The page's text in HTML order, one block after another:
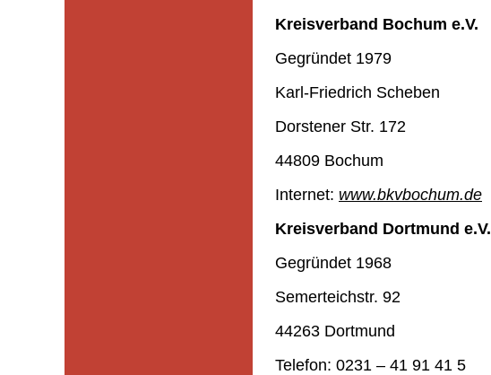
Kreisverband Bochum e.V.
Gegründet 1979
Karl-Friedrich Scheben
Dorstener Str. 172
44809 Bochum
Internet: www.bkvbochum.de
Kreisverband Dortmund e.V.
Gegründet 1968
Semerteichstr. 92
44263 Dortmund
Telefon: 0231 – 41 91 41 5